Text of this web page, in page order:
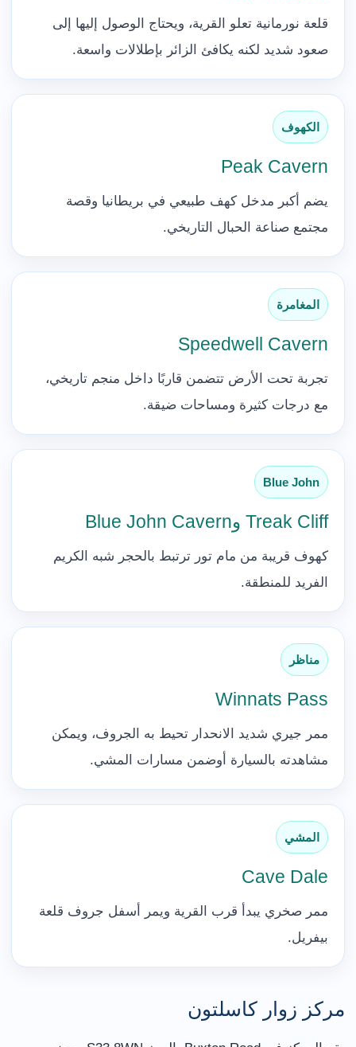
قلعة نورمانية تعلو القرية، ويحتاج الوصول إليها إلى
صعود شديد لكنه يكافئ الزائر بإطلالات واسعة.
الكهوف
Peak Cavern
يضم أكبر مدخل كهف طبيعي في بريطانيا وقصة
مجتمع صناعة الحبال التاريخي.
المغامرة
Speedwell Cavern
تجربة تحت الأرض تتضمن قاربًا داخل منجم تاريخي،
مع درجات كثيرة ومساحات ضيقة.
Blue John
Treak Cliff وBlue John Cavern
كهوف قريبة من مام تور ترتبط بالحجر شبه الكريم
الفريد للمنطقة.
مناظر
Winnats Pass
ممر جيري شديد الانحدار تحيط به الجروف، ويمكن
مشاهدته بالسيارة أوضمن مسارات المشي.
المشي
Cave Dale
ممر صخري يبدأ قرب القرية ويمر أسفل جروف قلعة
بيفريل.
مركز زوار كاسلتون